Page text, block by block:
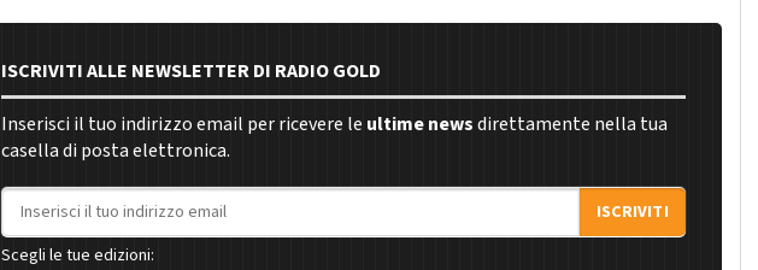
ISCRIVITI ALLE NEWSLETTER DI RADIO GOLD
Inserisci il tuo indirizzo email per ricevere le ultime newsdirettamente nella tua
casella di posta elettronica.
Indirizzo email
ISCRIVITI
Scegli le tue edizioni: